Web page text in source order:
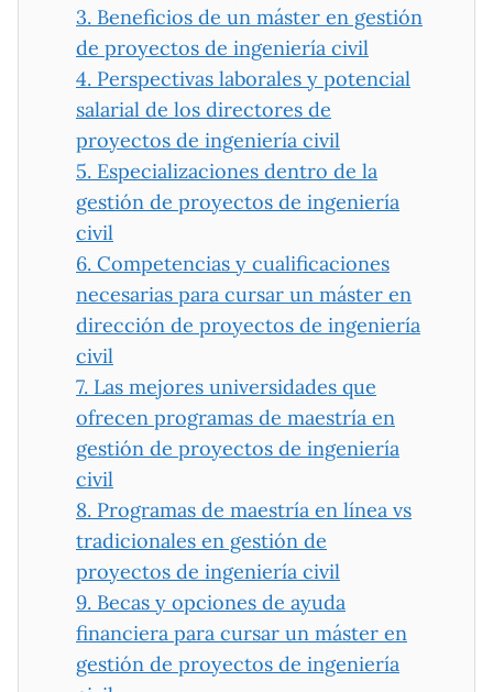
3. Beneficios de un máster en gestión
de proyectos de ingeniería civil
4. Perspectivas laborales y potencial
salarial de los directores de
proyectos de ingeniería civil
5. Especializaciones dentro de la
gestión de proyectos de ingeniería
civil
6. Competencias y cualificaciones
necesarias para cursar un máster en
dirección de proyectos de ingeniería
civil
7. Las mejores universidades que
ofrecen programas de maestría en
gestión de proyectos de ingeniería
civil
8. Programas de maestría en línea vs
tradicionales en gestión de
proyectos de ingeniería civil
9. Becas y opciones de ayuda
financiera para cursar un máster en
gestión de proyectos de ingeniería